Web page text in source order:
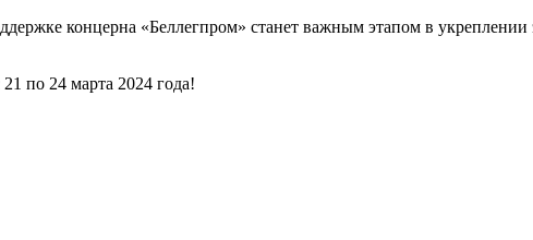
концерна «Беллегпром» станет важным этапом в
по 24 марта 2024 года!